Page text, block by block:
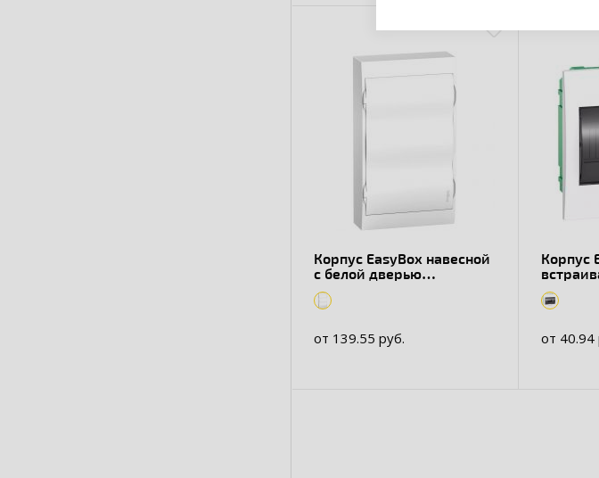
Корпус EasyBox навесной
с белой дверью
3ряд/36мод
от 139.55 руб.
Корпус
ряд/8
от 40.94